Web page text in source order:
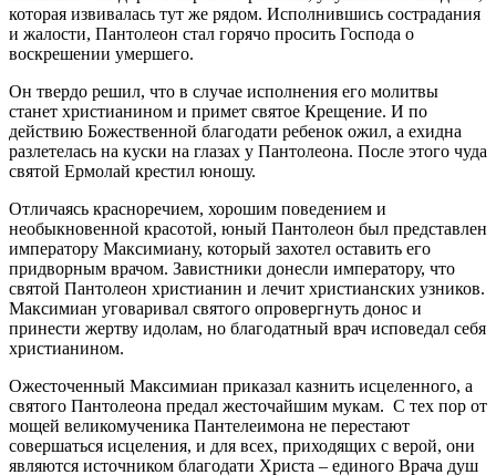
которая извивалась тут же рядом. Исполнившись сострадания
и жалости, Пантолеон стал горячо просить Господа о
воскрешении умершего.
Он твердо решил, что в случае исполнения его молитвы
станет христианином и примет святое Крещение. И по
действию Божественной благодати ребенок ожил, а ехидна
разлетелась на куски на глазах у Пантолеона. После этого чуда
святой Ермолай крестил юношу.
Отличаясь красноречием, хорошим поведением и
необыкновенной красотой, юный Пантолеон был представлен
императору Максимиану, который захотел оставить его
придворным врачом. Завистники донесли императору, что
святой Пантолеон христианин и лечит христианских узников.
Максимиан уговаривал святого опровергнуть донос и
принести жертву идолам, но благодатный врач исповедал себя
христианином.
Ожесточенный Максимиан приказал казнить исцеленного, а
святого Пантолеона предал жесточайшим мукам. С тех пор от
мощей великомученика Пантелеимона не перестают
совершаться исцеления, и для всех, приходящих с верой, они
являются источником благодати Христа – единого Врача душ